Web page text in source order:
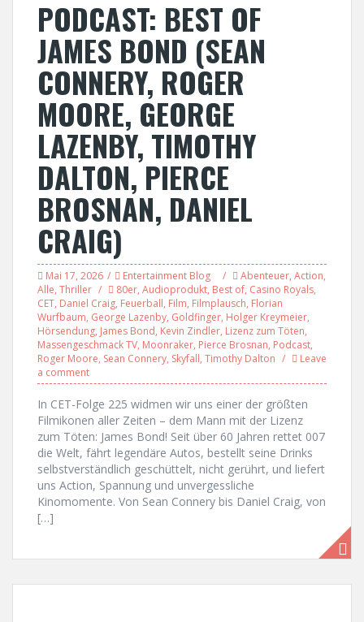
PODCAST: BEST OF
JAMES BOND (SEAN
CONNERY, ROGER
MOORE, GEORGE
LAZENBY, TIMOTHY
DALTON, PIERCE
BROSNAN, DANIEL
CRAIG)
Mai 17, 2026 Entertainment Blog Abenteuer, Action,
Alle, Thriller 80er, Audioprodukt, Best of, Casino Royals,
CET, Daniel Craig, Feuerball, Film, Filmplausch, Florian
Wurfbaum, George Lazenby, Goldfinger, Holger Kreymeier,
Hörsendung, James Bond, Kevin Zindler, Lizenz zum Töten,
Massengeschmack TV, Moonraker, Pierce Brosnan, Podcast,
Roger Moore, Sean Connery, Skyfall, Timothy Dalton
Leave
a comment
In CET-Folge 225 widmen wir uns einer der größten
Filmikonen aller Zeiten – dem Mann mit der Lizenz
zum Töten: James Bond! Seit über 60 Jahren rettet 007
die Welt, fährt legendäre Autos, bestellt seine Drinks
selbstverständlich geschüttelt, nicht gerührt, und liefert
uns Action, Spannung und unvergessliche
Kinomomente. Von Sean Connery bis Daniel Craig, von
[…]